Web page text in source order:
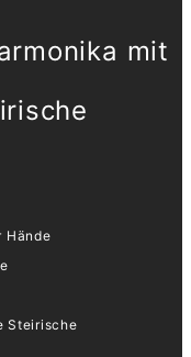
mit
Hände
Steirische